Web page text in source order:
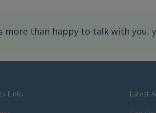
more than happy to talk with you,
Links Latest